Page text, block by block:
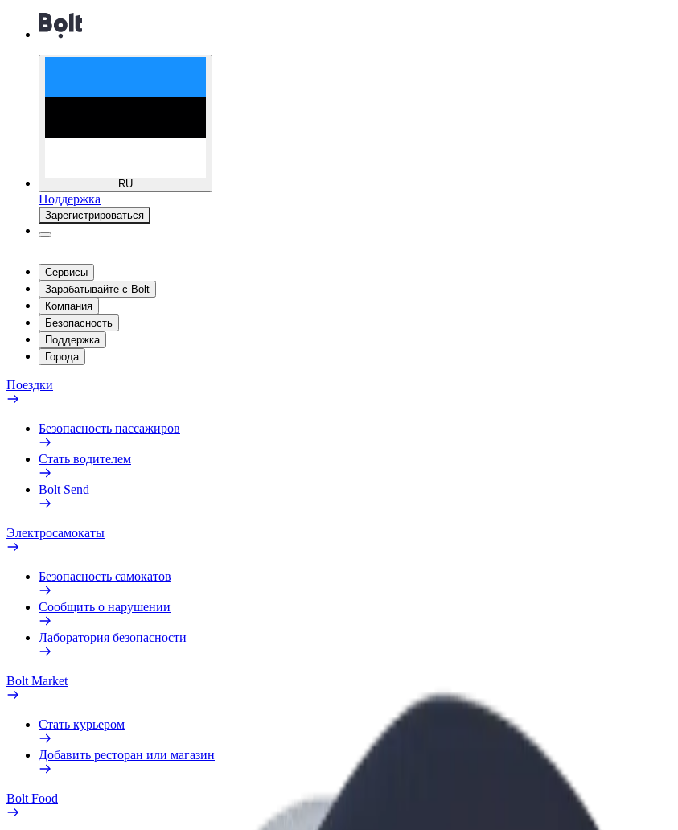
RU
Поддержка
Зарегистрироваться
Сервисы
Зарабатывайте с Bolt
Компания
Безопасность
Поддержка
Города
Поездки
Безопасность пассажиров
Стать водителем
Bolt Send
Электросамокаты
Безопасность самокатов
Сообщить о нарушении
Лаборатория безопасности
Bolt Market
Стать курьером
Добавить ресторан или магазин
Bolt Food